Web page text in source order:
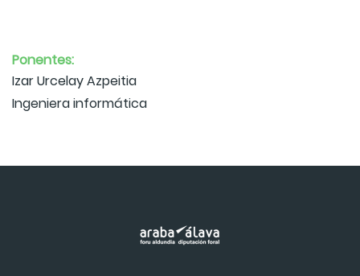
Ponentes:
Izar Urcelay Azpeitia
Ingeniera informática